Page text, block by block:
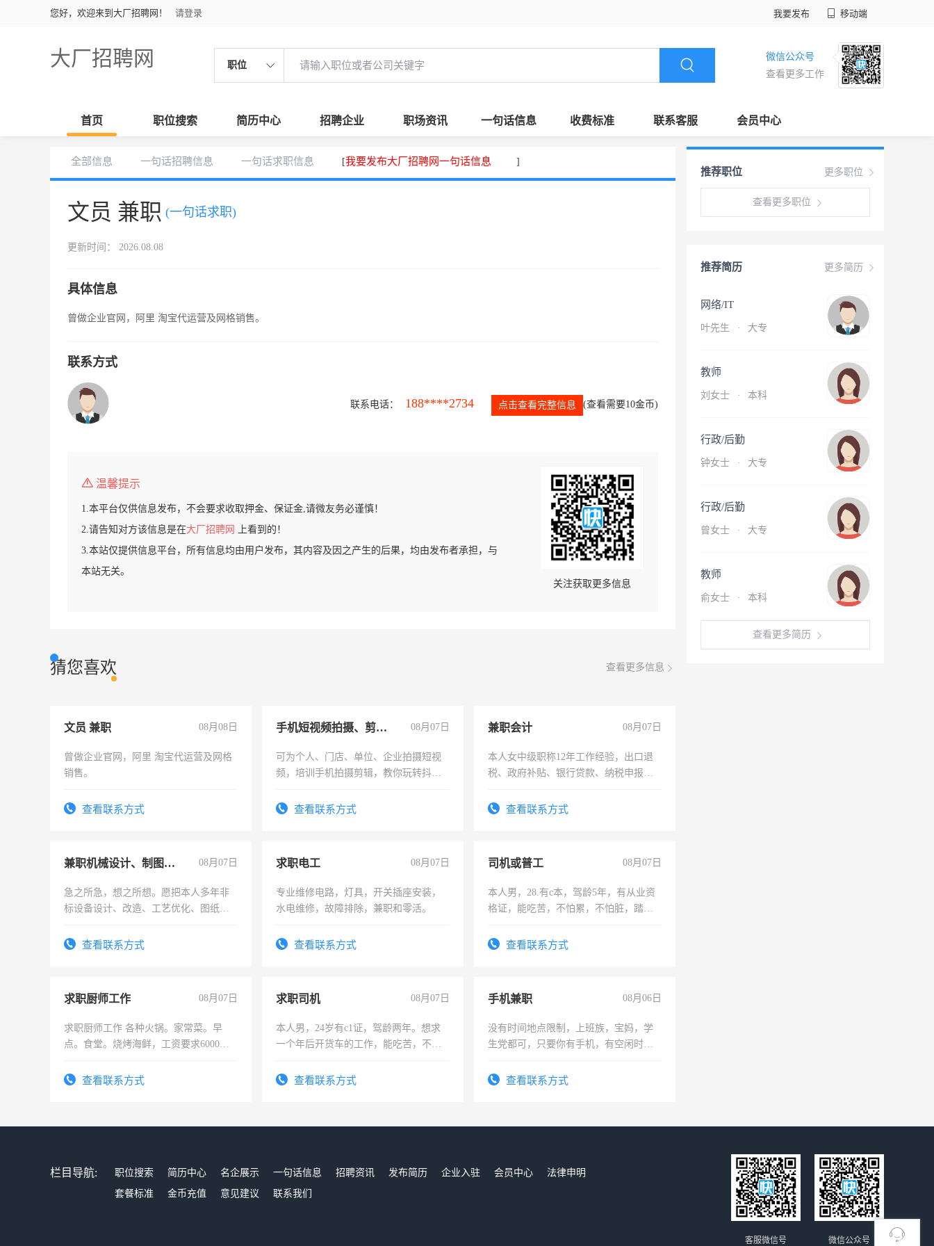
您好，欢迎来到大厂招聘网！ 请登录 我要发布 移动端
大厂招聘网 职位
微信公众号
查看更多工作
首页 职位搜索 简历中心 招聘企业 职场资讯 一句话信息 收费标准 联系客服 会员中心
全部信息 一句话招聘信息 一句话求职信息 [我要发布大厂招聘网一句话信息 ]
文员 兼职 (一句话求职)
更新时间： 2026.08.08
具体信息
曾做企业官网，阿里 淘宝代运营及网格销售。
联系方式
联系电话： 188****2734 点击查看完整信息 (查看需要10金币)
温馨提示
1.本平台仅供信息发布，不会要求收取押金、保证金,请微友务必谨慎！
2.请告知对方该信息是在大厂招聘网
上看到的！
3.本站仅提供信息平台，所有信息均由用户发布，其内容及因之产生的后果，均由发布者承担，与
本站无关。
关注获取更多信息
猜您喜欢 查看更多信息
文员 兼职 08月08日
曾做企业官网，阿里 淘宝代运营及网格
销售。
查看联系方式
手机短视频拍摄、剪辑、抖音快手 08月07日
可为个人、门店、单位、企业拍摄短视
频，培训手机拍摄剪辑，教你玩转抖音
频，培训手机拍摄剪辑，教你玩转抖
查看联系方式
兼职会计 08月07日
本人女中级职称12年工作经验，出口退
税、政府补贴、银行贷款、纳税申报、
务，财务咨询等业务。欲求兼职会计工
查看联系方式
兼职机械设计、制图、设备改造 08月07日
急之所急，想之所想。愿把本人多年非
标设备设计、改造、工艺优化、图纸制
结识有识之士，共享未来。
查看联系方式
求职电工 08月07日
专业维修电路，灯具，开关插座安装，
水电维修，故障排除，兼职和零活。
查看联系方式
司机或普工 08月07日
本人男，28.有c本，驾龄5年，有从业资
格证，能吃苦，不怕累，不怕脏，踏
查看联系方式
求职厨师工作 08月07日
求职厨师工作 各种火锅。家常菜。早
点。食堂。烧烤海鲜，工资要求6000以
查看联系方式
求职司机 08月07日
本人男，24岁有c1证，驾龄两年。想求
一个年后开货车的工作，能吃苦，不怕
查看联系方式
手机兼职 08月06日
没有时间地点限制，上班族，宝妈，学
生党都可，只要你有手机，有空闲时
勤快的四五十，每天挣零花钱没问题！
查看联系方式
更多职位
推荐职位
查看更多职位
更多简历
推荐简历
网络/IT
叶先生 · 大专
教师
刘女士 · 本科
行政/后勤
钟女士 · 大专
行政/后勤
曾女士 · 大专
教师
俞女士 · 本科
查看更多简历
栏目导航: 职位搜索 简历中心 名企展示 一句话信息 招聘资讯 发布简历 企业入驻 会员中心
法律申明
套餐标准
金币充值 意见建议 联系我们
微信公众号
客服微信号